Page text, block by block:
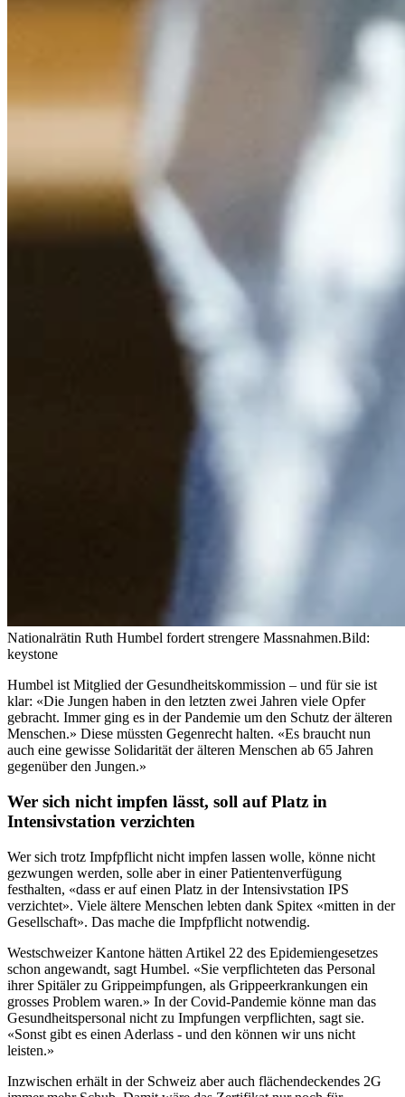
Nationalrätin Ruth Humbel fordert strengere Massnahmen.Bild:
keystone
Humbel ist Mitglied der Gesundheitskommission – und für sie ist
klar: «Die Jungen haben in den letzten zwei Jahren viele Opfer
gebracht. Immer ging es in der Pandemie um den Schutz der älteren
Menschen.» Diese müssten Gegenrecht halten. «Es braucht nun
auch eine gewisse Solidarität der älteren Menschen ab 65 Jahren
gegenüber den Jungen.»
Wer sich nicht impfen lässt, soll auf Platz in
Intensivstation verzichten
Wer sich trotz Impfpflicht nicht impfen lassen wolle, könne nicht
gezwungen werden, solle aber in einer Patientenverfügung
festhalten, «dass er auf einen Platz in der Intensivstation IPS
verzichtet». Viele ältere Menschen lebten dank Spitex «mitten in der
Gesellschaft». Das mache die Impfpflicht notwendig.
Westschweizer Kantone hätten Artikel 22 des Epidemiengesetzes
schon angewandt, sagt Humbel. «Sie verpflichteten das Personal
ihrer Spitäler zu Grippeimpfungen, als Grippeerkrankungen ein
grosses Problem waren.» In der Covid-Pandemie könne man das
Gesundheitspersonal nicht zu Impfungen verpflichten, sagt sie.
«Sonst gibt es einen Aderlass - und den können wir uns nicht
leisten.»
Inzwischen erhält in der Schweiz aber auch flächendeckendes 2G